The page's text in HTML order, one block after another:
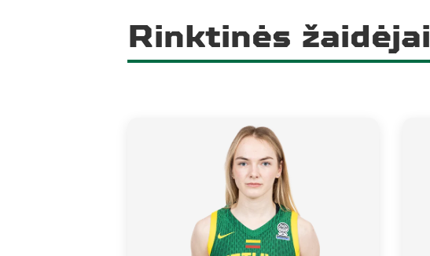
Rinktinės žaidėjai